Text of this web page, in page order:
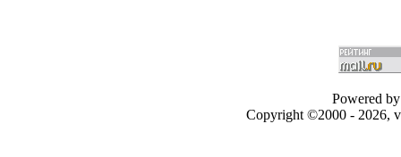
Powered
Copyright ©2000 - 2026,